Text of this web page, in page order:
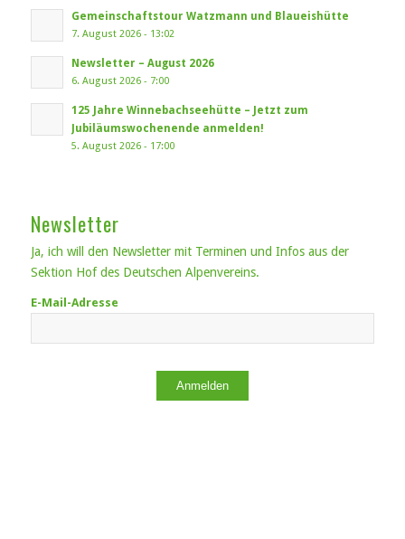
Gemeinschaftstour Watzmann und Blaueishütte
7. August 2026 - 13:02
Newsletter – August 2026
6. August 2026 - 7:00
125 Jahre Winnebachseehütte – Jetzt zum
Jubiläumswochenende anmelden!
5. August 2026 - 17:00
Newsletter
Ja, ich will den Newsletter mit Terminen und Infos aus der
Sektion Hof des Deutschen Alpenvereins.
E-Mail-Adresse
Anmelden